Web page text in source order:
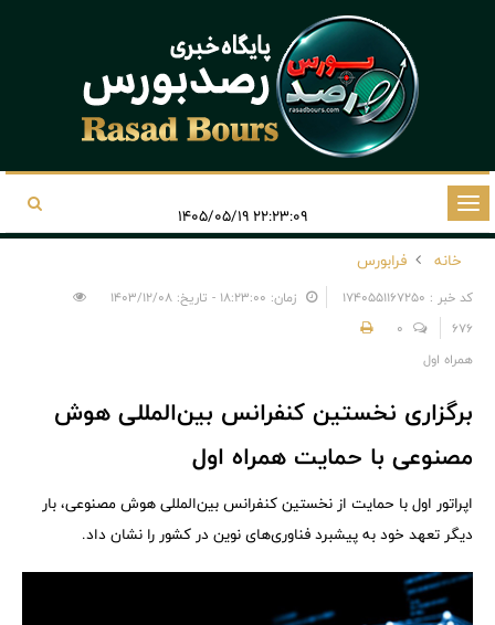
تغییر
وضعیت
ناوبری
خانه
فرابورس
کد خبر : 1740551167250
زمان: ۱۸:۲۳:۰۰ - تاریخ: ۱۴۰۳/۱۲/۰۸
676
0
همراه اول
برگزاری نخستین کنفرانس بین‌المللی هوش
مصنوعی با حمایت همراه اول
اپراتور اول با حمایت از نخستین کنفرانس بین‌المللی هوش مصنوعی، بار
دیگر تعهد خود به پیشبرد فناوری‌های نوین در کشور را نشان داد.